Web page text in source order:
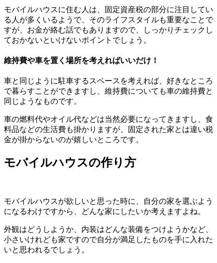
モバイルハウスに住む人は、固定資産税の部分に注目してい
る人が多くいるようで、そのライフスタイルも重要なことで
すが、お金が絡む話でもありますので、しっかりチェックし
ておかないといけないポイントでしょう。
維持費や車を置く場所を考えればいいだけ！
車と同じように駐車するスペースを考えれば、好きなところ
で暮らすことができますし、維持費についても車の維持費と
同じようなものです。
車の燃料代やオイル代などは当然必要になってきますし、食
料品などの生活費も掛かりますが、固定された家とは違い税
金が掛からないのが嬉しいところです。
モバイルハウスの作り方
モバイルハウスが欲しいと思った時に、自分の家を選ぶよう
になるわけですから、どんな家にしたいか考えますよね。
外観はどうしようか、内装はどんな装備をつけようかなど、
小さいけれども家ですので自分が満足したものを手に入れた
いと思われるでしょう。